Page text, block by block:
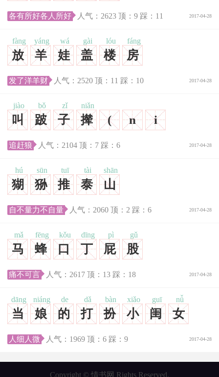
2017-04-28
各有所好各人所好 人气： 2623 顶： 9 踩： 11
放
fàng
羊
yáng
娃
wá
盖
gài
楼
lóu
房
fáng
2017-04-28
发了洋羊财 人气： 2520 顶： 11 踩： 10
叫
jiào
跛
bǒ
子
zǐ
撵
niǎn
( n i
2017-04-28
追赶狼 人气： 2104 顶： 7 踩： 6
猢
hú
狲
sūn
推
tuī
泰
tài
山
shān
2017-04-28
自不量力不自量 人气： 2060 顶： 2 踩： 6
马
mǎ
蜂
fēng
口
kǒu
丁
dīng
屁
pì
股
gǔ
2017-04-28
痛不可言 人气： 2617 顶： 13 踩： 18
当
dāng
娘
niáng
的
de
打
dǎ
扮
bàn
小
xiǎo
闺
guī
女
nǚ
2017-04-28
人细人微 人气： 1969 顶： 6 踩： 9
Copyright © 情书网 Rights Reserved.